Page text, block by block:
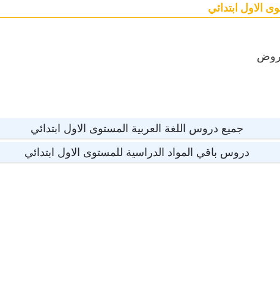
الاول ابتدائي
جميع دروس اللغة العربية المستوى الاول ابتدائي
دروس باقي المواد الدراسية للمستوى الاول ابتدائي